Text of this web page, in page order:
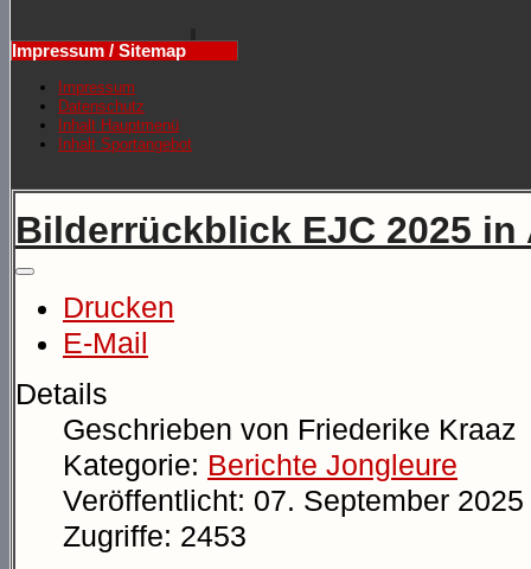
Impressum / Sitemap
Impressum
Datenschutz
Inhalt Hauptmenü
Inhalt Sportangebot
Bilderrückblick EJC 2025 in
Drucken
E-Mail
Details
Geschrieben von Friederike Kraaz
Kategorie: Berichte Jongleure
Veröffentlicht: 07. September 2025
Zugriffe: 2453